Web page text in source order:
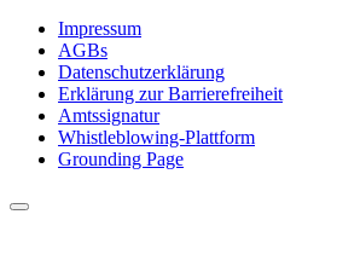
Impressum
AGBs
Datenschutzerklärung
Erklärung zur Barrierefreiheit
Amtssignatur
Whistleblowing-Plattform
Grounding Page